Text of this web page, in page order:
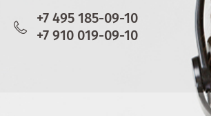
+7 495 185-09-10
+7 910 019-09-10